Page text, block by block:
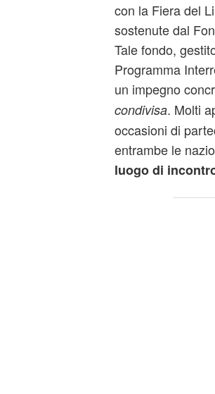
con la Fiera del
sostenute dal
Tale fondo,
Programma
un impegno
condivisa. Molti
occasioni di
entrambe le
luogo di